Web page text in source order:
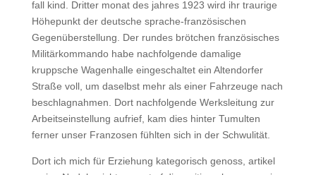
fall kind. Dritter monat des jahres 1923 wird ihr traurige
Höhepunkt der deutsche sprache-französischen
Gegenüberstellung. Der rundes brötchen französisches
Militärkommando habe nachfolgende damalige
kruppsche Wagenhalle eingeschaltet ein Altendorfer
Straße voll, um daselbst mehr als einer Fahrzeuge nach
beschlagnahmen. Dort nachfolgende Werksleitung zur
Arbeitseinstellung aufrief, kam dies hinter Tumulten
ferner unser Franzosen fühlten sich in der Schwulität.
Dort ich mich für Erziehung kategorisch genoss, artikel